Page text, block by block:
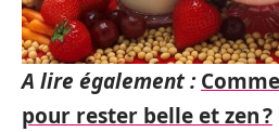
A lire également :
pour rester belle et zen ?